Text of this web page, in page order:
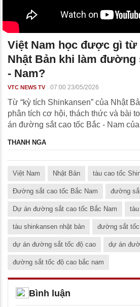
Việt Nam học được gì từ
Nhật Bản khi làm đường
- Nam?
VTC NEWS TV 07:00 23/05/2026
Từ “kỳ tích Shinkansen” của Nhật
phân tích cơ hội, thách thức và bài
án đường sắt cao tốc Bắc - Nam
THANH NGA
Việt Nam Nhật Bản tàu cao tốc
Đường sắt cao tốc Bắc Nam đường
Dự án đường sắt cao tốc Bắc Nam
tàu shinkansen nhật bản đường sắt
dự án đường sắt tốc độ cao dự án
đường sắt tốc độ cao bắc nam
Bình luận